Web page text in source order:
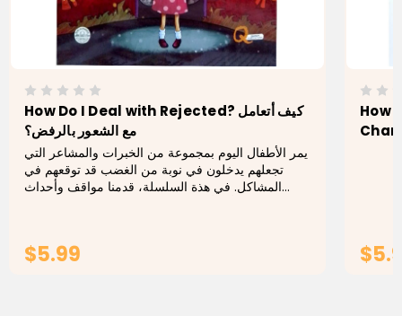
How Do I Deal with Rejected? كيف أتعامل
مع الشعور بالرفض؟
يمر الأطفال اليوم بمجموعة من الخبرات والمشاعر التي
تجعلهم يدخلون في نوبة من الغضب قد توقعهم في
المشاكل. في هذة السلسلة، قدمنا مواقف وأحداث
$5.99
How